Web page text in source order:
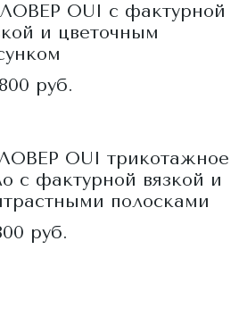
OUI с фактурной
и цветочным
руб.
OUI трикотажное
с фактурной вязкой и
полосками
руб.